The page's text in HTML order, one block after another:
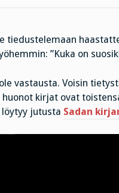
tiedustelemaan
”Kuka on
vastausta. Voisin
huonot kirjat ovat
löytyy jutusta Sadan